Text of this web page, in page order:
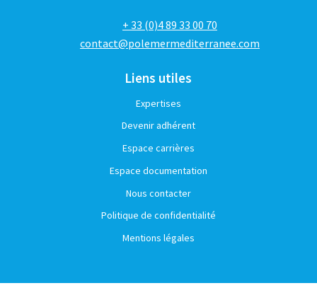
+ 33 (0)4 89 33 00 70
contact@polemermediterranee.com
Liens utiles
Expertises
Devenir adhérent
Espace carrières
Espace documentation
Nous contacter
Politique de confidentialité
Mentions légales